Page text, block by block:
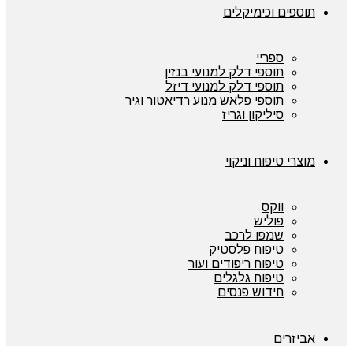
תוספים וכימיקלים
ספריי
תוספי דלק למנועי בנזין
תוספי דלק למנועי דיזל
תוספי פלאש מנוע רדיאטור וגיר
סיליקון וגריז
מוצרי טיפוח וניקוי
ווקס
פוליש
שמפו לרכב
טיפוח פלסטיק
טיפוח ריפודים ועור
טיפוח גלגלים
חידוש פנסים
אביזרים